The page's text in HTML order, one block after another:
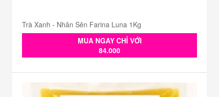
Trà Xanh - Nhân Sên Farina Luna 1Kg
MUA NGAY CHỈ VỚI
84.000